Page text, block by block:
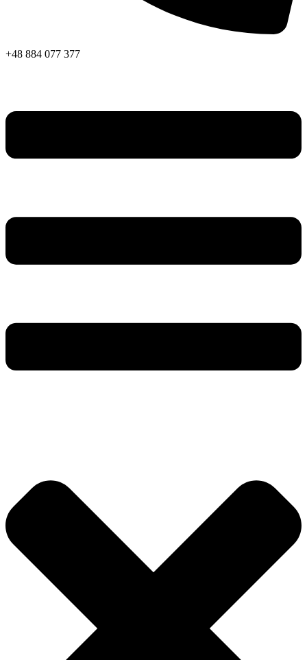
+48 884 077 377